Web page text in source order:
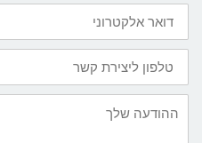
דואר
אלקטרוני
טלפון
ליצירת
קשר:
ההודעה
שלך